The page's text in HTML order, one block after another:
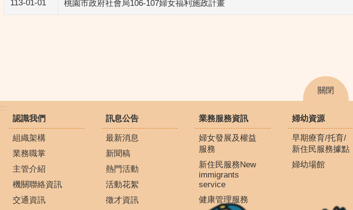
113-01-01 桃園市政府社會局106-107婦女福利施政計畫
關閉
:::
認識我們
組織架構
業務職掌
主管介紹
機關聯絡資訊
交通資訊
訊息公告
最新消息
新聞稿
熱門活動
活動花絮
徵才資訊
業務服務資訊
婦女發展及權益
服務
新住民服務New
immigrants
service
健康管理服務
婦幼資源
早期療育/托育/
新住民服務據點
婦幼場館